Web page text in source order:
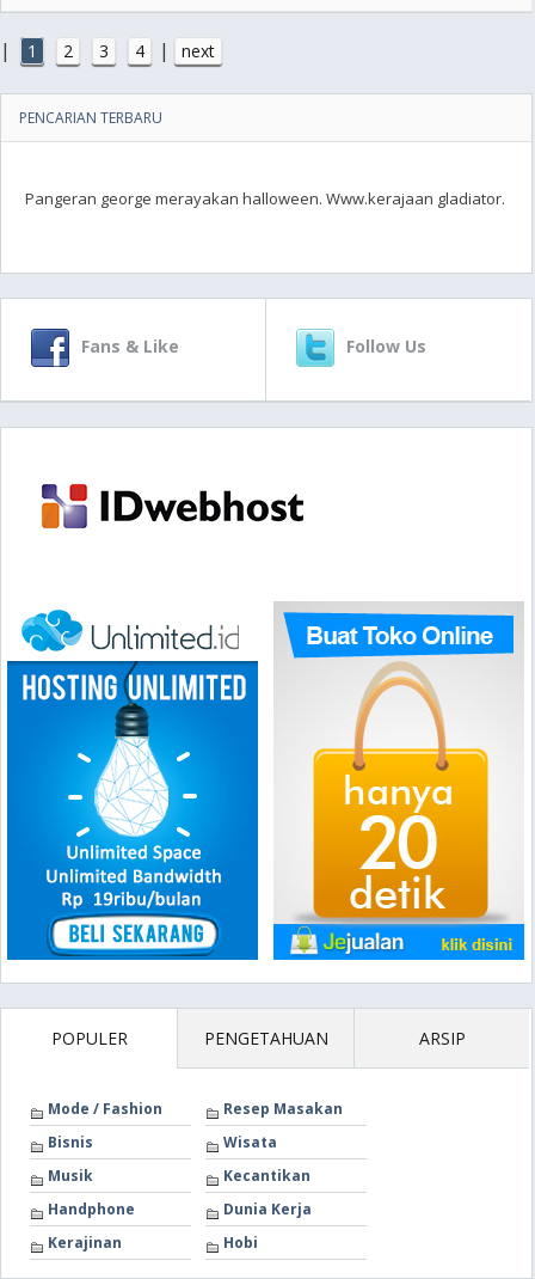
| 1 2 3 4 | next
PENCARIAN TERBARU
Pangeran george merayakan halloween. Www.kerajaan gladiator.
Fans & Like Follow Us
POPULER PENGETAHUAN ARSIP
Mode / Fashion
Resep Masakan
Bisnis
Wisata
Musik
Kecantikan
Handphone
Dunia Kerja
Kerajinan
Hobi